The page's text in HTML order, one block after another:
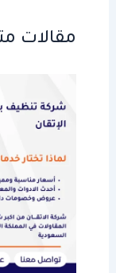
مقالات